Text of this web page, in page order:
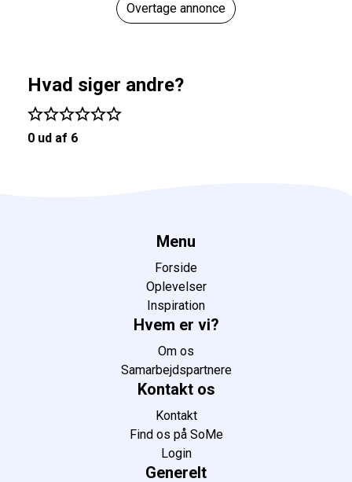
Overtage annonce
Hvad siger andre?
0 ud af 6
Menu
Forside
Oplevelser
Inspiration
Hvem er vi?
Om os
Samarbejdspartnere
Kontakt os
Kontakt
Find os på SoMe
Login
Generelt